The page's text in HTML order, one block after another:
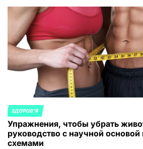
ОПУБЛИКОВАНО
В
ЗДОРОВ'Я
Упражнения, чтобы убрать
руководство с научной
схемами